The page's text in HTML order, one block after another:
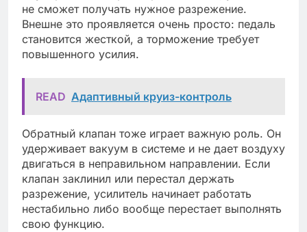
не сможет получать нужное разрежение.
Внешне это проявляется очень просто: педаль
становится жесткой, а торможение требует
повышенного усилия.
READ Адаптивный круиз-контроль
Обратный клапан тоже играет важную роль. Он
удерживает вакуум в системе и не дает воздуху
двигаться в неправильном направлении. Если
клапан заклинил или перестал держать
разрежение, усилитель начинает работать
нестабильно либо вообще перестает выполнять
свою функцию.